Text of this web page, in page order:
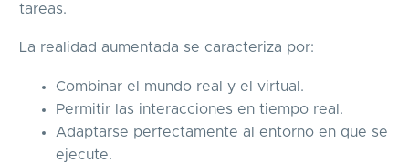
tareas.
La realidad aumentada se caracteriza por:
Combinar el mundo real y el virtual.
Permitir las interacciones en tiempo real.
Adaptarse perfectamente al entorno en que se
ejecute.